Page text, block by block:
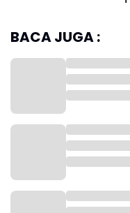
BACA JUGA :